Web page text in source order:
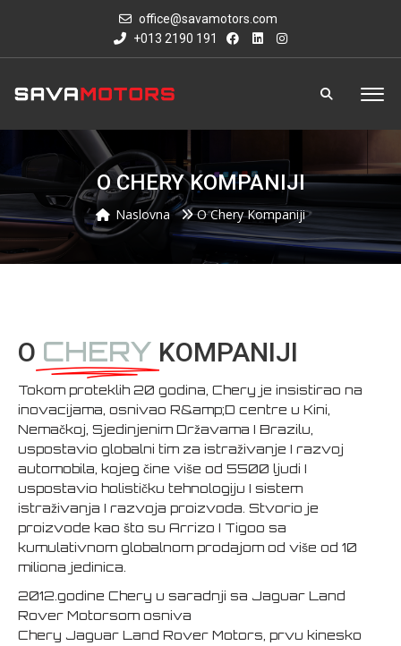
office@savamotors.com
+013 2190 191
O CHERY KOMPANIJI
Naslovna O Chery Kompaniji
O CHERY KOMPANIJI
Tokom proteklih 20 godina, Chery je insistirao na
inovacijama, osnivao R&amp;D centre u Kini,
Nemačkoj, Sjedinjenim Državama I Brazilu,
uspostavio globalni tim za istraživanje I razvoj
automobila, kojeg čine više od 5500 ljudi I
uspostavio holističku tehnologiju I sistem
istraživanja I razvoja proizvoda. Stvorio je
proizvode kao što su Arrizo I Tigoo sa
kumulativnom globalnom prodajom od više od 10
miliona jedinica.
2012.godine Chery u saradnji sa Jaguar Land
Rover Motorsom osniva
Chery Jaguar Land Rover Motors, prvu kinesko